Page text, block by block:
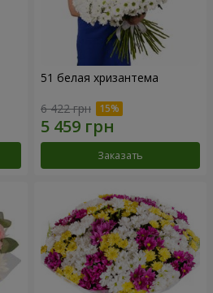
51 белая хризантема
6 422 грн
Заказать